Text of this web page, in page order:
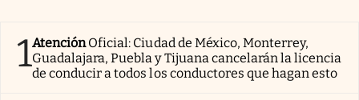
1AtenciónOficial: Ciudad de México, Monterrey,
Guadalajara, Puebla y Tijuana cancelarán la licencia
de conducir a todos los conductores que hagan esto